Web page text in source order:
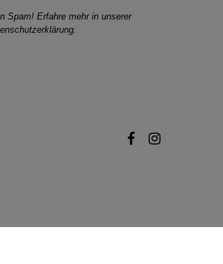
Spam! Erfahre mehr in unserer
.
facebookinstagram